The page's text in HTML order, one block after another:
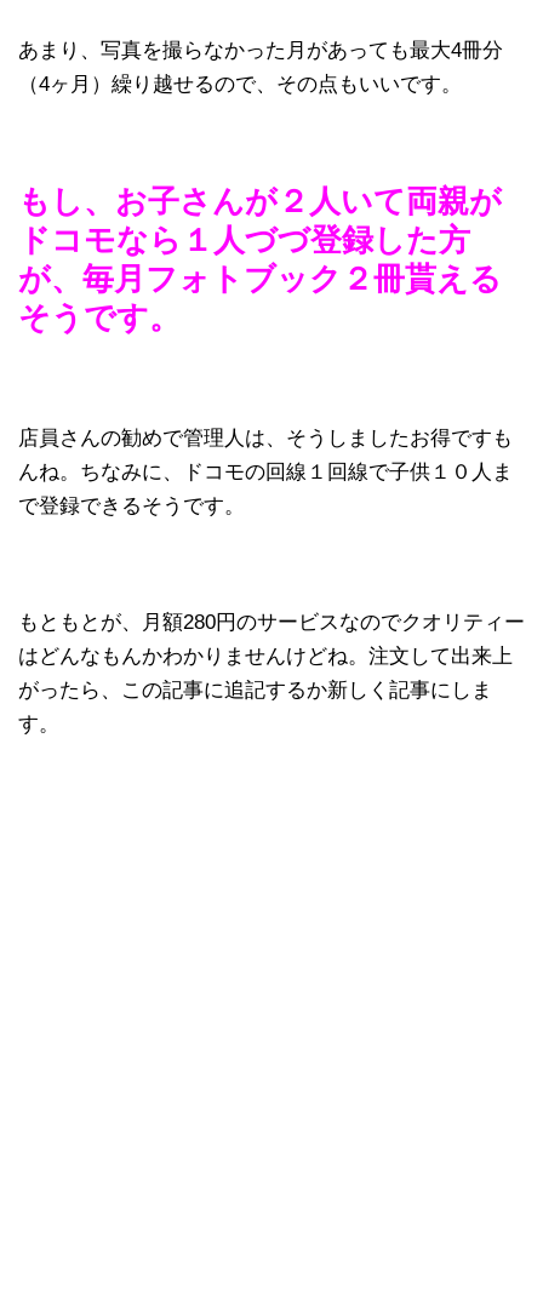
あまり、写真を撮らなかった月があっても最大4冊分
（4ヶ月）繰り越せるので、その点もいいです。
もし、お子さんが２人いて両親が
ドコモなら１人づづ登録した方
が、毎月フォトブック２冊貰える
そうです。
店員さんの勧めで管理人は、そうしましたお得ですも
んね。ちなみに、ドコモの回線１回線で子供１０人ま
で登録できるそうです。
もともとが、月額280円のサービスなのでクオリティー
はどんなもんかわかりませんけどね。注文して出来上
がったら、この記事に追記するか新しく記事にしま
す。